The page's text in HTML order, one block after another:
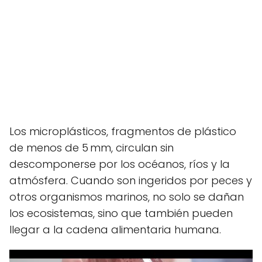
Los microplásticos, fragmentos de plástico
de menos de 5 mm, circulan sin
descomponerse por los océanos, ríos y la
atmósfera. Cuando son ingeridos por peces y
otros organismos marinos, no solo se dañan
los ecosistemas, sino que también pueden
llegar a la cadena alimentaria humana.